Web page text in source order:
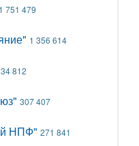
1 751 479
1 356 614
812
307 407
НПФ" 271 841